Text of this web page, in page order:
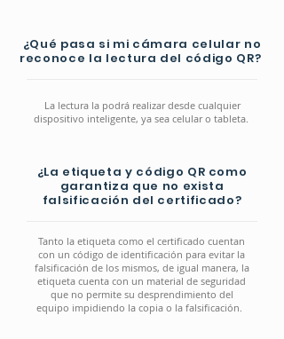
¿Qué pasa si mi cámara celular no
reconoce la lectura del código QR?
La lectura la podrá realizar desde cualquier
dispositivo inteligente, ya sea celular o tableta.
¿La etiqueta y código QR como
garantiza que no exista
falsificación del certificado?
Tanto la etiqueta como el certificado cuentan
con un código de identificación para evitar la
falsificación de los mismos, de igual manera, la
etiqueta cuenta con un material de seguridad
que no permite su desprendimiento del
equipo impidiendo la copia o la falsificación.